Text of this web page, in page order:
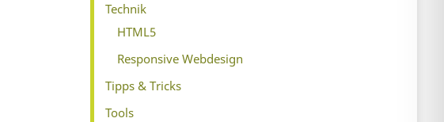
Technik
HTML5
Responsive Webdesign
Tipps & Tricks
Tools